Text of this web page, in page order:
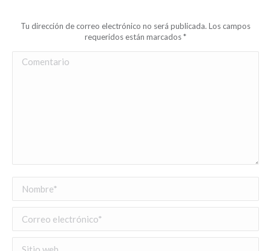
Tu dirección de correo electrónico no será publicada. Los campos
requeridos están marcados*
Comentario
Nombre *
Correo electrónico *
Sitio web